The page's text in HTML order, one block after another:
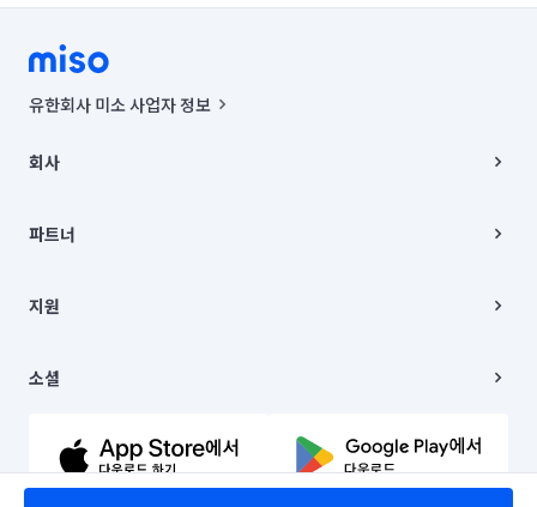
유한회사 미소 사업자 정보
00019 |
주소 | 본사: 서울특별시 종로구 율곡로 6(중학동, 트윈트리빌딩) B동 5층
컨택센터 : 서울특별시 종로구 수송동 율곡로 24, 7층, 8층 미소
상품, 상품정보, 거래에 관한 의무와 책임은 거래당사자에게 있습니다.
언론 보도 관련 문의:
© 유한회사 미소. Miso, Inc. All Rights Reserved.
회사
채용
파트너
이사
지원
이용약관
문의하기
소셜
유튜브